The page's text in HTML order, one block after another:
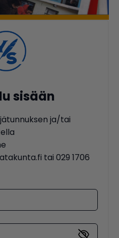
sisään
ja/tai
tai 029 1706